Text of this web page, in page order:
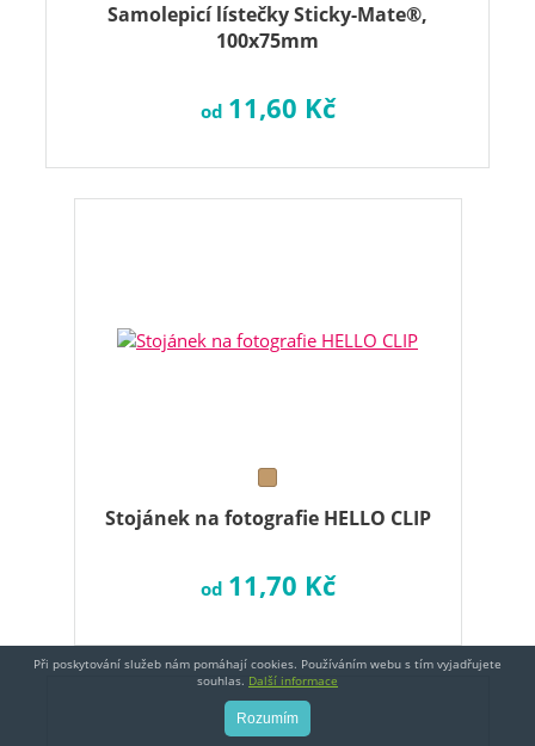
Samolepicí lístečky Sticky-Mate®,
100x75mm
od 11,60 Kč
Stojánek na fotografie HELLO CLIP
od 11,70 Kč
Při poskytování služeb nám pomáhají cookies. Používáním webu s tím vyjadřujete
souhlas. Další informace
Rozumím